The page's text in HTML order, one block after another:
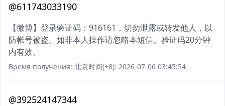
@611743033190
【微博】登录验证码：916161，切勿泄露或转发他人，以
防帐号被盗。如非本人操作请忽略本短信。验证码20分钟
内有效。
Время получения: 北京时间(+8): 2026-07-06 03:45:54
@392524147344